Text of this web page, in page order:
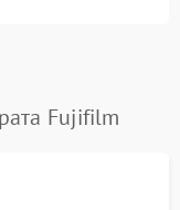
Fujifilm